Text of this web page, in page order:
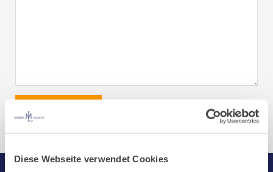
Diese Webseite verwendet Cookies